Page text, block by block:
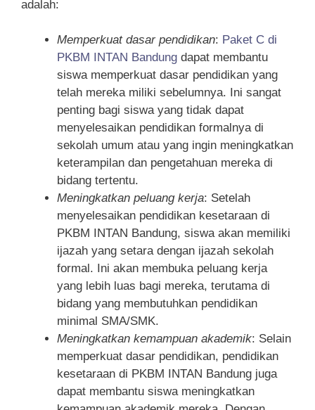
adalah:
Memperkuat dasar pendidikan: Paket C di
PKBM INTAN Bandung dapat membantu
siswa memperkuat dasar pendidikan yang
telah mereka miliki sebelumnya. Ini sangat
penting bagi siswa yang tidak dapat
menyelesaikan pendidikan formalnya di
sekolah umum atau yang ingin meningkatkan
keterampilan dan pengetahuan mereka di
bidang tertentu.
Meningkatkan peluang kerja: Setelah
menyelesaikan pendidikan kesetaraan di
PKBM INTAN Bandung, siswa akan memiliki
ijazah yang setara dengan ijazah sekolah
formal. Ini akan membuka peluang kerja
yang lebih luas bagi mereka, terutama di
bidang yang membutuhkan pendidikan
minimal SMA/SMK.
Meningkatkan kemampuan akademik: Selain
memperkuat dasar pendidikan, pendidikan
kesetaraan di PKBM INTAN Bandung juga
dapat membantu siswa meningkatkan